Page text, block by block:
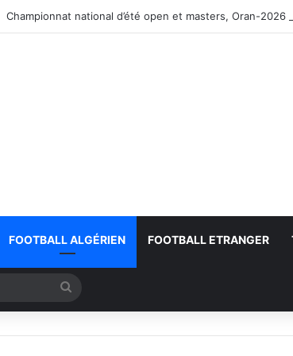
Championnat national d’été open et masters, Oran-2026
FOOTBALL ALGÉRIEN FOOTBALL ETRANGER